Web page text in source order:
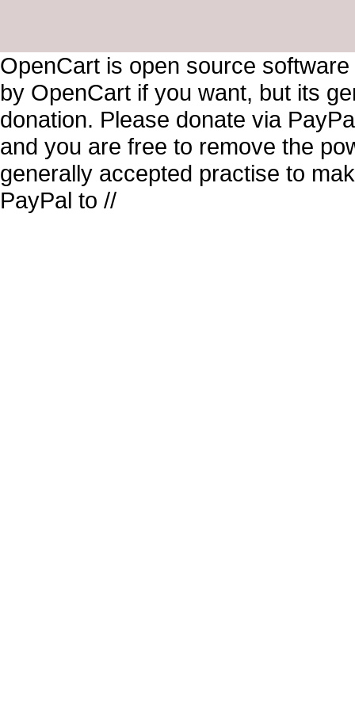
OpenCart is open source
by OpenCart if you want, but its
donation. Please donate via
and you are free to remove the
generally accepted practise to
PayPal to //